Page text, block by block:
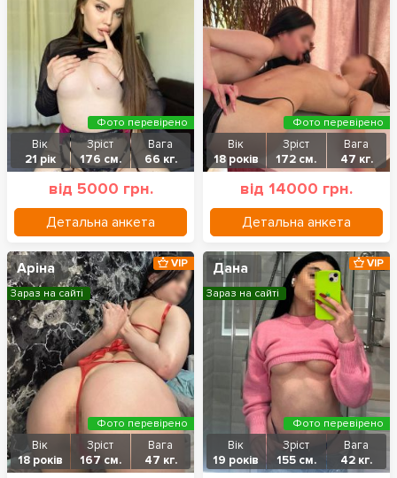
Вік
21 рік
Зріст
176 см.
Вага
66 кг.
від 5000 грн.
Детальна анкета
Фото перевірено
Вік
18 років
Зріст
172 см.
Вага
47 кг.
від 14000 грн.
Детальна анкета
Фото перевірено
Аріна
Вік
18 років
Зріст
167 см.
Вага
47 кг.
VIP
Зараз на сайті
Фото перевірено
Дана
Вік
19 років
Зріст
155 см.
Вага
42 кг.
VIP
Зараз на сайті
Фото перевірено